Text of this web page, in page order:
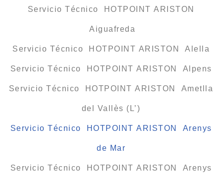
Servicio Técnico HOTPOINT ARISTON
Aiguafreda
Servicio Técnico HOTPOINT ARISTON Alella
Servicio Técnico HOTPOINT ARISTON Alpens
Servicio Técnico HOTPOINT ARISTON Ametlla
del Vallès (L’)
Servicio Técnico HOTPOINT ARISTON Arenys
de Mar
Servicio Técnico HOTPOINT ARISTON Arenys